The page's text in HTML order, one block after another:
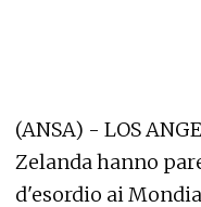
(ANSA) - LOS
Zelanda hanno
d'esordio ai